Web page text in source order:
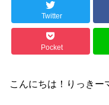
Twitter
Pocket
こんにちは！りっきー